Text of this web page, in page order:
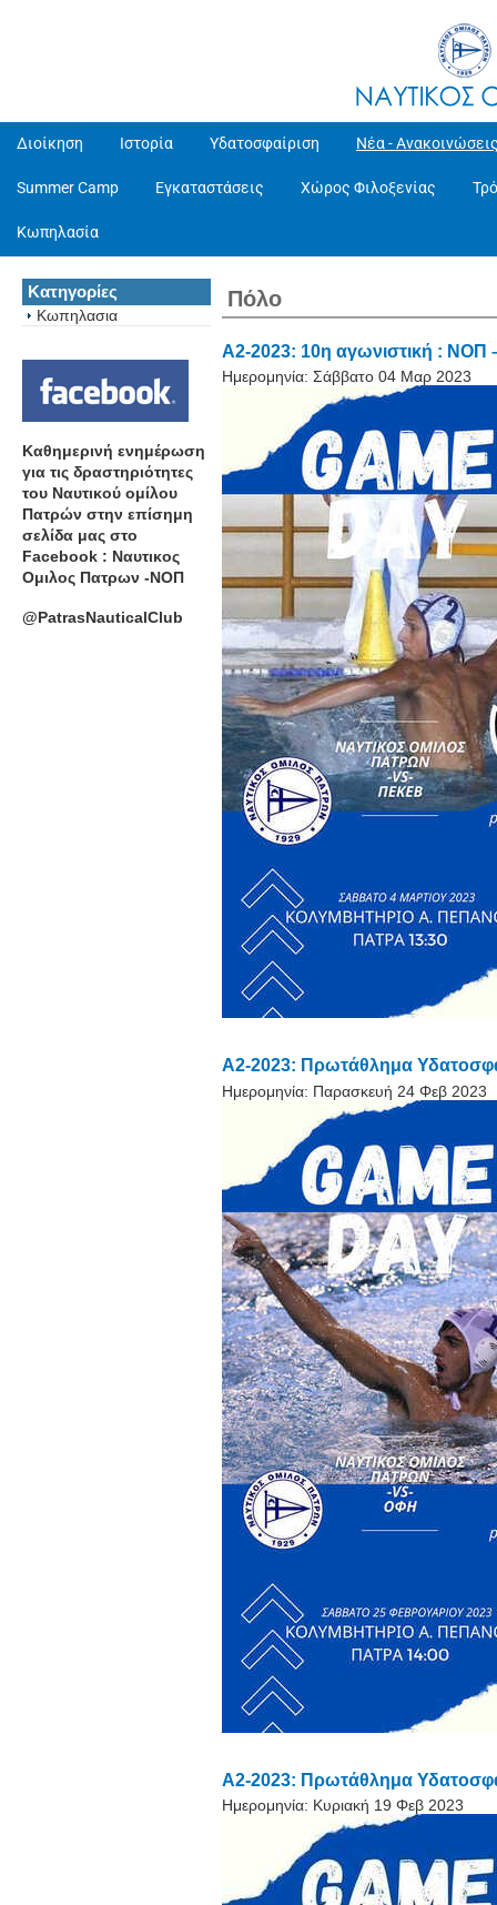
Διοίκηση Ιστορία Υδατοσφαίριση Νέα -
Summer Camp Εγκαταστάσεις Χώρος Φιλοξενίας
Κωπηλασία
Κατηγορίες
Κωπηλασια
Καθημερινή ενημέρωση
για τις δραστηριότητες
του Ναυτικού ομίλου
Πατρών στην επίσημη
σελίδα μας στο
Facebook : Ναυτικος
Ομιλος Πατρων -ΝΟΠ
@PatrasNauticalClub
Πόλο
A2-2023: 10η αγωνιστική :
Ημερομηνία: Σάββατο 04 Μαρ 2023
A2-2023: Πρωτάθλημα
Ημερομηνία: Παρασκευή 24 Φεβ 2023
A2-2023: Πρωτάθλημα
Ημερομηνία: Κυριακή 19 Φεβ 2023